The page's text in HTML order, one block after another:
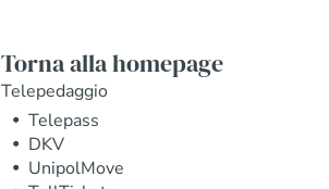
Torna alla homepage
Telepedaggio
Telepass
DKV
UnipolMove